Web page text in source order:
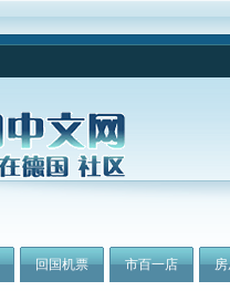
回国机票 市百一店